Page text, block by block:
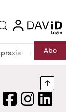
login
RechtAbo
FacebookInstagram